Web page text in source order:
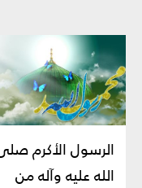
الرسول الأكرم
الله عليه وآله من